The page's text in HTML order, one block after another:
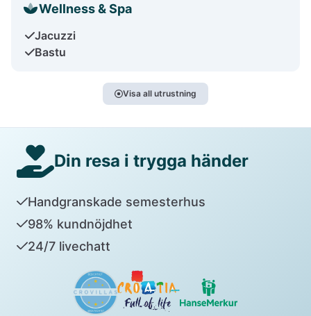
Wellness & Spa
Jacuzzi
Bastu
Visa all utrustning
Din resa i trygga händer
Handgranskade semesterhus
98% kundnöjdhet
24/7 livechatt